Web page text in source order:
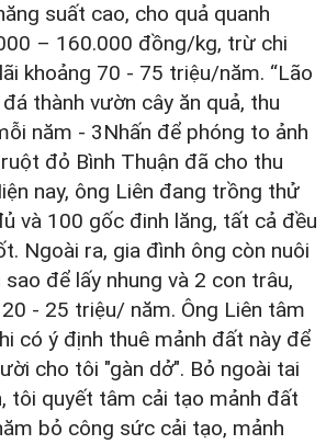
suất cao, cho quả quanh
– 160.000 đồng/kg, trừ chi
khoảng 70 - 75 triệu/năm. “Lão
thành vườn cây ăn quả, thu
năm - 3Nhấn để phóng to ảnh
đỏ Bình Thuận đã cho thu
nay, ông Liên đang trồng thử
và 100 gốc đinh lăng, tất cả đều
Ngoài ra, gia đình ông còn nuôi
để lấy nhung và 2 con trâu,
- 25 triệu/ năm. Ông Liên tâm
có ý định thuê mảnh đất này để
cho tôi "gàn dở". Bỏ ngoài tai
tôi quyết tâm cải tạo mảnh đất
bỏ công sức cải tạo, mảnh